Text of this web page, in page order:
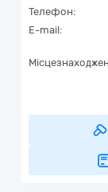
Телефон:
E-mail: